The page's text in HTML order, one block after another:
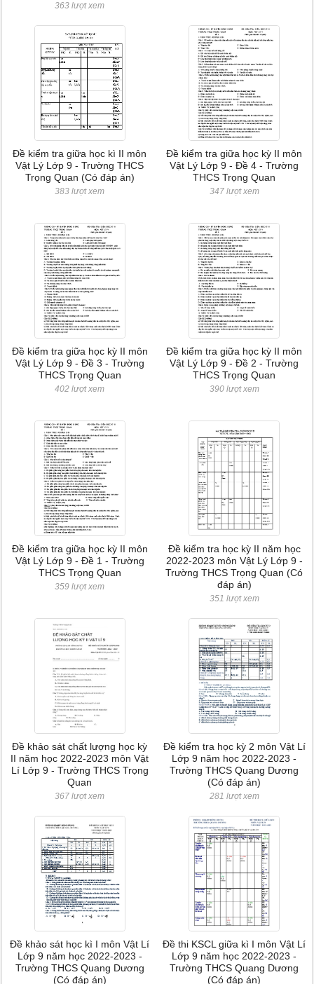
363 lượt xem
Đề kiểm tra giữa học kì II môn
Vật Lý Lớp 9 - Trường THCS
Trọng Quan (Có đáp án)
383 lượt xem
Đề kiểm tra giữa học kỳ II môn
Vật Lý Lớp 9 - Đề 4 - Trường
THCS Trọng Quan
347 lượt xem
Đề kiểm tra giữa học kỳ II môn
Vật Lý Lớp 9 - Đề 3 - Trường
THCS Trọng Quan
402 lượt xem
Đề kiểm tra giữa học kỳ II môn
Vật Lý Lớp 9 - Đề 2 - Trường
THCS Trọng Quan
390 lượt xem
Đề kiểm tra giữa học kỳ II môn
Vật Lý Lớp 9 - Đề 1 - Trường
THCS Trọng Quan
359 lượt xem
Đề kiểm tra học kỳ II năm học
2022-2023 môn Vật Lý Lớp 9 -
Trường THCS Trọng Quan (Có
đáp án)
351 lượt xem
Đề khảo sát chất lượng học kỳ
II năm học 2022-2023 môn Vật
Lí Lớp 9 - Trường THCS Trọng
Quan
367 lượt xem
Đề kiểm tra học kỳ 2 môn Vật Lí
Lớp 9 năm học 2022-2023 -
Trường THCS Quang Dương
(Có đáp án)
281 lượt xem
Đề khảo sát học kì I môn Vật Lí
Lớp 9 năm học 2022-2023 -
Trường THCS Quang Dương
(Có đáp án)
Đề thi KSCL giữa kì I môn Vật Lí
Lớp 9 năm học 2022-2023 -
Trường THCS Quang Dương
(Có đáp án)